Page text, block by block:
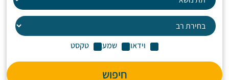
וידאו שמע טקסט
חיפוש